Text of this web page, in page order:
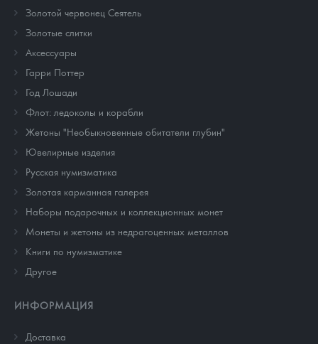
Золотой червонец Сеятель
Золотые слитки
Аксессуары
Гарри Поттер
Год Лошади
Флот: ледоколы и корабли
Жетоны "Необыкновенные обитатели глубин"
Ювелирные изделия
Русская нумизматика
Золотая карманная галерея
Наборы подарочных и коллекционных монет
Монеты и жетоны из недрагоценных металлов
Книги по нумизматике
Другое
ИНФОРМАЦИЯ
Доставка